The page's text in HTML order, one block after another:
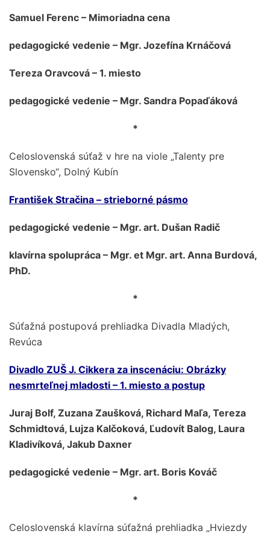
Samuel Ferenc – Mimoriadna cena
pedagogické vedenie – Mgr. Jozefína Krnáčová
Tereza Oravcová – 1. miesto
pedagogické vedenie – Mgr. Sandra Popaďáková
*
Celoslovenská súťaž v hre na viole „Talenty pre
Slovensko“, Dolný Kubín
František Stračina – strieborné pásmo
pedagogické vedenie – Mgr. art. Dušan Radič
klavírna spolupráca – Mgr. et Mgr. art. Anna Burdová,
PhD.
*
Súťažná postupová prehliadka Divadla Mladých,
Revúca
Divadlo ZUŠ J. Cikkera za inscenáciu: Obrázky
nesmrteľnej mladosti – 1. miesto a postup
Juraj Bolf, Zuzana Zaušková, Richard Maľa, Tereza
Schmidtová, Lujza Kalčoková, Ľudovít Balog, Laura
Kladivíková, Jakub Daxner
pedagogické vedenie – Mgr. art. Boris Kováč
*
Celoslovenská klavírna súťažná prehliadka „Hviezdy